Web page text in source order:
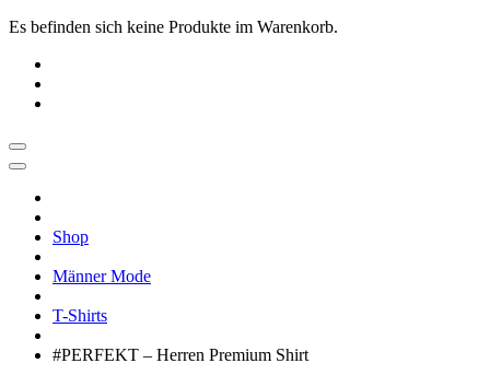
Es befinden sich keine Produkte im Warenkorb.
|
Oberlausitz
Regional
einkaufen
Shop
Männer Mode
T-Shirts
#PERFEKT – Herren Premium Shirt